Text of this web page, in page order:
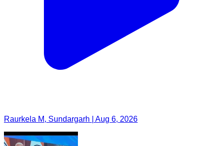
Raurkela M, Sundargarh | Aug 6, 2026